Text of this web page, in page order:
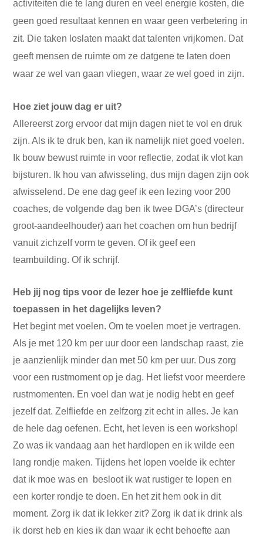
activiteiten die te lang duren en veel energie kosten, die
geen goed resultaat kennen en waar geen verbetering in
zit. Die taken loslaten maakt dat talenten vrijkomen. Dat
geeft mensen de ruimte om ze datgene te laten doen
waar ze wel van gaan vliegen, waar ze wel goed in zijn.
Hoe ziet jouw dag er uit?
Allereerst zorg ervoor dat mijn dagen niet te vol en druk
zijn. Als ik te druk ben, kan ik namelijk niet goed voelen.
Ik bouw bewust ruimte in voor reflectie, zodat ik vlot kan
bijsturen. Ik hou van afwisseling, dus mijn dagen zijn ook
afwisselend. De ene dag geef ik een lezing voor 200
coaches, de volgende dag ben ik twee DGA’s (directeur
groot-aandeelhouder) aan het coachen om hun bedrijf
vanuit zichzelf vorm te geven. Of ik geef een
teambuilding. Of ik schrijf.
Heb jij nog tips voor de lezer hoe je zelfliefde kunt
toepassen in het dagelijks leven?
Het begint met voelen. Om te voelen moet je vertragen.
Als je met 120 km per uur door een landschap raast, zie
je aanzienlijk minder dan met 50 km per uur. Dus zorg
voor een rustmoment op je dag. Het liefst voor meerdere
rustmomenten. En voel dan wat je nodig hebt en geef
jezelf dat. Zelfliefde en zelfzorg zit echt in alles. Je kan
de hele dag oefenen. Echt, het leven is een workshop!
Zo was ik vandaag aan het hardlopen en ik wilde een
lang rondje maken. Tijdens het lopen voelde ik echter
dat ik moe was en besloot ik wat rustiger te lopen en
een korter rondje te doen. En het zit hem ook in dit
moment. Zorg ik dat ik lekker zit? Zorg ik dat ik drink als
ik dorst heb en kies ik dan waar ik echt behoefte aan